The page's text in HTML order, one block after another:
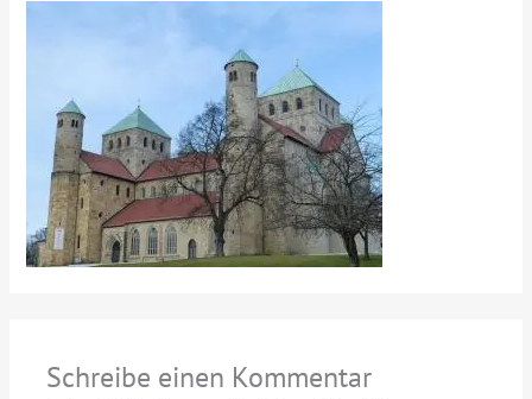
Schreibe einen Kommentar